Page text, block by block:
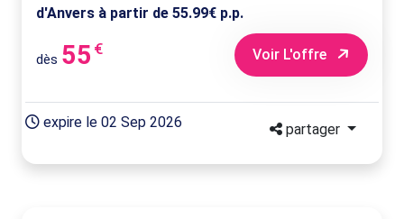
d'Anvers à partir de 55.99€ p.p.
dès 55 € Voir L'offre
expire le 02 Sep 2026 partager